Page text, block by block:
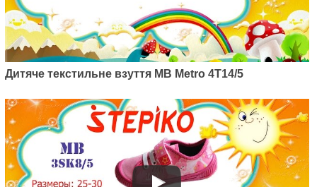
Артикул: 4BT8/3a
STOKROTKA 4BT8/3a
250грн.
Дитяче текстильне взуття MB Metro 4T14/5